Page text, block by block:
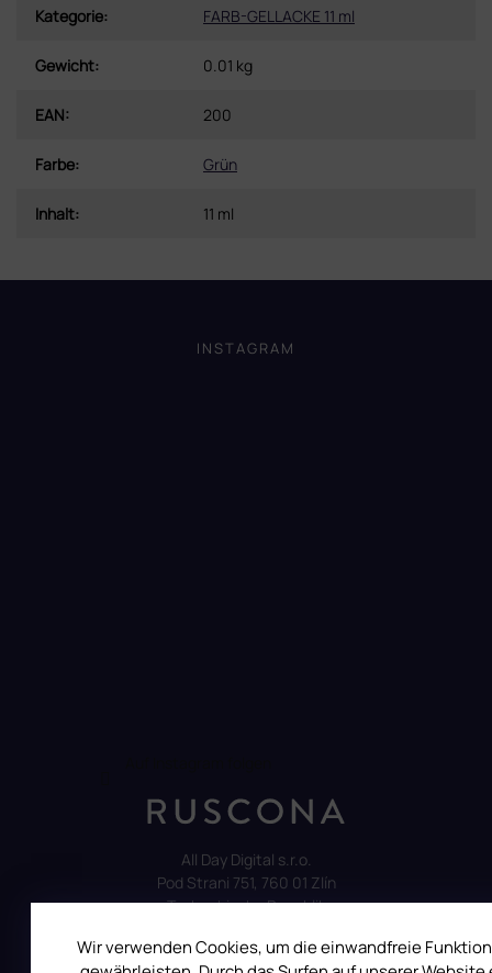
Wir verwenden Cookies, um die einwandfreie
Kategorie: FARB-GELLACKE 11 ml
Gewicht: 0.01 kg
EAN: 200
Farbe: Grün
Inhalt: 11 ml
INSTAGRAM
All Day Digital s.r.o.
Pod Strani 751, 760 01 Zlín
Tschechische Republik